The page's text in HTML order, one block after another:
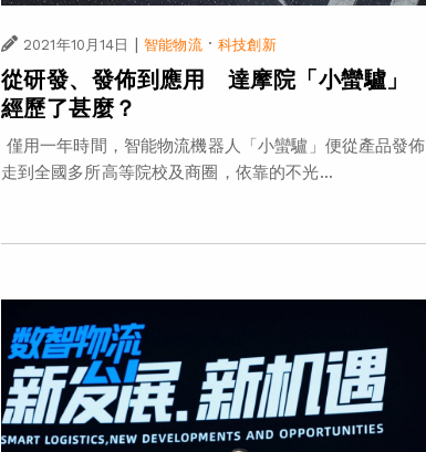
2021年10月14日 智能物流·科技創新
從研發、發佈到應用 達摩院「小蠻驢」
經歷了甚麼？
僅用一年時間，智能物流機器人「小蠻驢」便從產品發佈
走到全國多所高等院校及商圈，依靠的不光...